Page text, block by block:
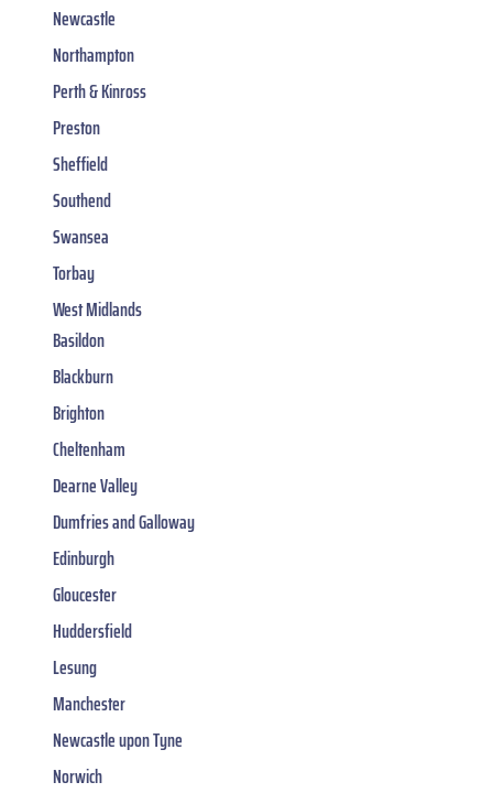
Newcastle
Northampton
Perth & Kinross
Preston
Sheffield
Southend
Swansea
Torbay
West Midlands
Basildon
Blackburn
Brighton
Cheltenham
Dearne Valley
Dumfries and Galloway
Edinburgh
Gloucester
Huddersfield
Lesung
Manchester
Newcastle upon Tyne
Norwich